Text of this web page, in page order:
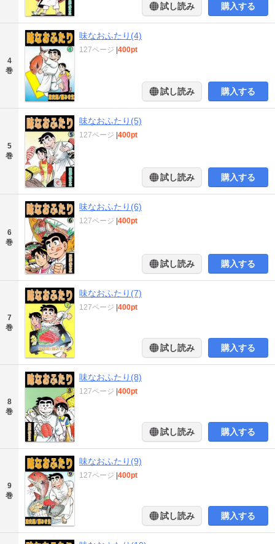
試し読み 購入する
4
巻
味なおふたり(4)
127ページ 400pt
試し読み 購入する
5
巻
味なおふたり(5)
127ページ 400pt
試し読み 購入する
6
巻
味なおふたり(6)
127ページ 400pt
試し読み 購入する
7
巻
味なおふたり(7)
127ページ 400pt
試し読み 購入する
8
巻
味なおふたり(8)
127ページ 400pt
試し読み 購入する
9
巻
味なおふたり(9)
127ページ 400pt
試し読み 購入する